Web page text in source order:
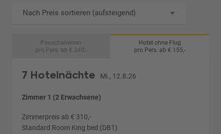
Nach Preis sortieren (aufsteigend)
Pauschalreisen
pro Pers. ab € 340,-
Hotel ohne Flug
pro Pers. ab € 155,-
7 Hotelnächte Mi., 12.8.26
Zimmer 1 (2 Erwachsene)
Zimmerpreis ab € 310,-
Standard Room King bed (DB1)